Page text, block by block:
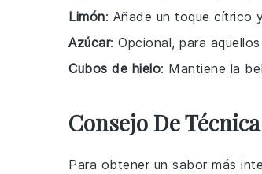
Limón: Añade un toque cítrico
Azúcar: Opcional, para
Cubos de hielo: Mantiene la
Consejo De
Para obtener un sabor más